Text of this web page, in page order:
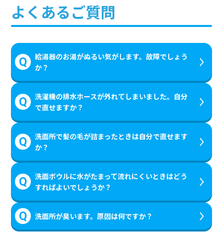
よくあるご質問
給湯器のお湯がぬるい気がします。故障でしょう
か？
洗濯機の排水ホースが外れてしまいました。自分
で直せますか？
洗面所で髪の毛が詰まったときは自分で直せます
か？
洗面ボウルに水がたまって流れにくいときはどう
すればよいでしょうか？
洗面所が臭います。原因は何ですか？